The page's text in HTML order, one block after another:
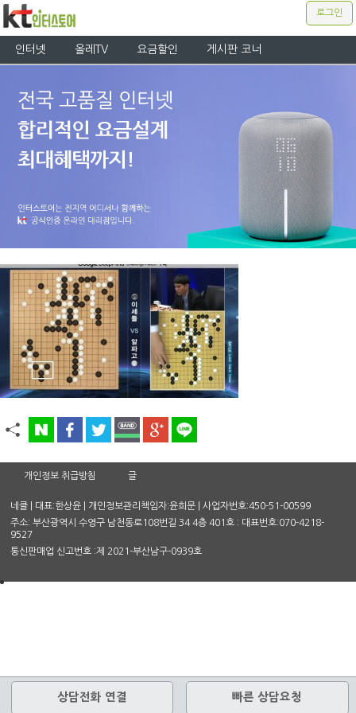
로그인
인터넷 올레TV 요금할인 게시판 코너
개인정보 취급방침 글
네클 | 대표:한상윤 | 개인정보관리책임자:윤희문 | 사업자번호:450-51-00599
주소: 부산광역시 수영구 남천동로108번길 34 4층 401호 : 대표번호:070-4218-
9527
통신판매업 신고번호 :제 2021-부산남구-0939호
상담전화 연결 빠른 상담요청